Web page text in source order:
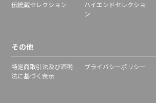
伝統蔵セレクション
ハイエンドセレクショ
ン
その他
特定商取引法及び酒税
法に基づく表示
プライバシーポリシー